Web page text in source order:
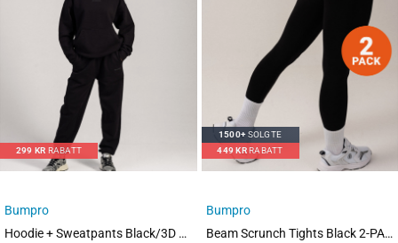
299 KR RABATT
Bumpro
Hoodie + Sweatpants Black/3D SET
1500+SOLGTE
449 KRRABATT
Bumpro
Beam Scrunch Tights Black 2-PACK